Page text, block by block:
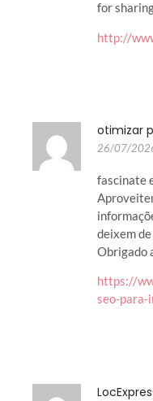
for
http://
otimizar
26/07/
fascinate
deixem
Obrigado
https://
seo-para-